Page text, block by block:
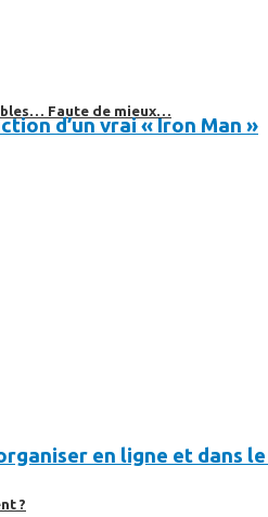
Faute de mieux…
?
d’un vrai « Iron Man »
en ligne et dans